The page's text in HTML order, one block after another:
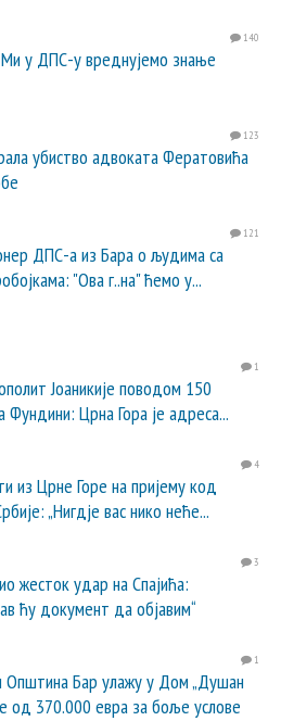
140
Ми у ДПС-у вреднујемо знање
123
убиство адвоката Фератовића
121
ДПС-а из Бара о људима са
"Ова г..на" ћемо у...
1
Јоаникије поводом 150
Фундини: Црна Гора је адреса...
4
из Црне Горе на пријему код
„Нигдје вас нико неће...
3
жесток удар на Спајића:
ћу документ да објавим“
1
Општина Бар улажу у Дом „Душан
од 370.000 евра за боље услове